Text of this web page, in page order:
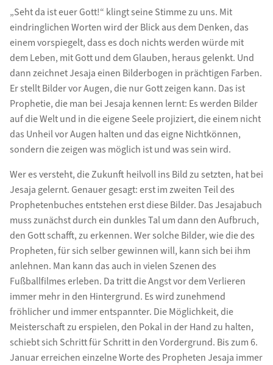
„Seht da ist euer Gott!“ klingt seine Stimme zu uns. Mit
eindringlichen Worten wird der Blick aus dem Denken, das
einem vorspiegelt, dass es doch nichts werden würde mit
dem Leben, mit Gott und dem Glauben, heraus gelenkt. Und
dann zeichnet Jesaja einen Bilderbogen in prächtigen Farben.
Er stellt Bilder vor Augen, die nur Gott zeigen kann. Das ist
Prophetie, die man bei Jesaja kennen lernt: Es werden Bilder
auf die Welt und in die eigene Seele projiziert, die einem nicht
das Unheil vor Augen halten und das eigne Nichtkönnen,
sondern die zeigen was möglich ist und was sein wird.
Wer es versteht, die Zukunft heilvoll ins Bild zu setzten, hat bei
Jesaja gelernt. Genauer gesagt: erst im zweiten Teil des
Prophetenbuches entstehen erst diese Bilder. Das Jesajabuch
muss zunächst durch ein dunkles Tal um dann den Aufbruch,
den Gott schafft, zu erkennen. Wer solche Bilder, wie die des
Propheten, für sich selber gewinnen will, kann sich bei ihm
anlehnen. Man kann das auch in vielen Szenen des
Fußballfilmes erleben. Da tritt die Angst vor dem Verlieren
immer mehr in den Hintergrund. Es wird zunehmend
fröhlicher und immer entspannter. Die Möglichkeit, die
Meisterschaft zu erspielen, den Pokal in der Hand zu halten,
schiebt sich Schritt für Schritt in den Vordergrund. Bis zum 6.
Januar erreichen einzelne Worte des Propheten Jesaja immer